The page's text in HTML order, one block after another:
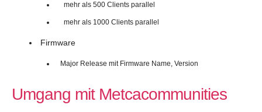
mehr als 500 Clients parallel
mehr als 1000 Clients parallel
Firmware
Major Release mit Firmware Name, Version
Umgang mit Metcacommunities